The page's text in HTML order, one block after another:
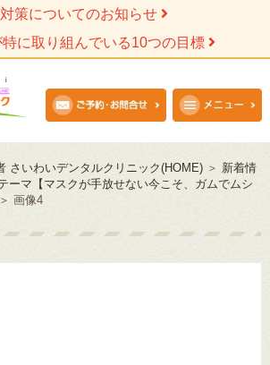
策についてのお知らせ
に取り組んでいる10つの目標
さいわいデンタルクリニック(HOME) ＞ 新着情
ーマ【マスクが手放せない今こそ、ガムでムシ
＞ 画像4